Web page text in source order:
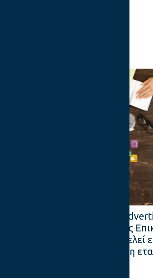
(Interactive
– Οργανισμός Διαδραστικής
ιδρύθηκε το 2001 και αποτελεί
χρόνια την κορυφαία Ένωση